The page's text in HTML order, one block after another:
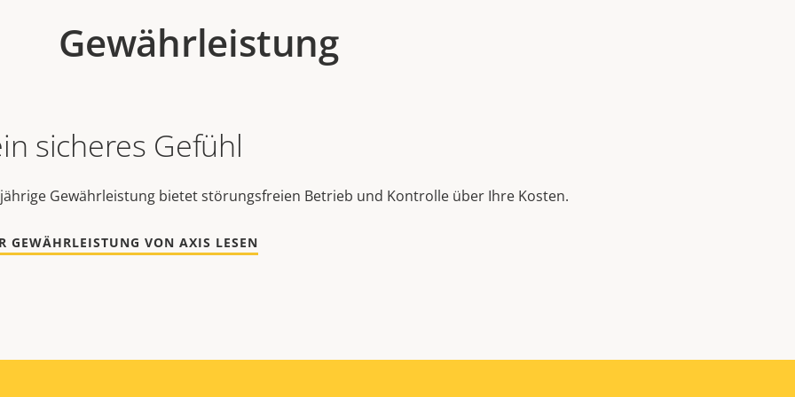
Gewährleistung
sicheres Gefühl
Gewährleistung bietet störungsfreien Betrieb und Kontrolle über Ihre Kosten.
GEWÄHRLEISTUNG VON AXIS LESEN